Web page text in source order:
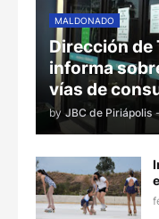
MALDONADO
Dirección de
informa
vías de
by JBC de Piriápolis